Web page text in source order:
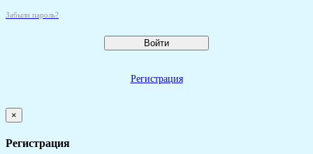
Забыли пароль?
Войти
Регистрация
×
Регистрация